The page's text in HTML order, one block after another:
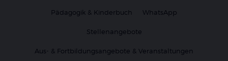
Pädagogik & Kinderbuch WhatsApp
Stellenangebote
Aus- & Fortbildungsangebote & Veranstaltungen